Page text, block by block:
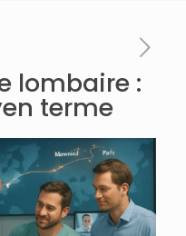
lombaire :
terme